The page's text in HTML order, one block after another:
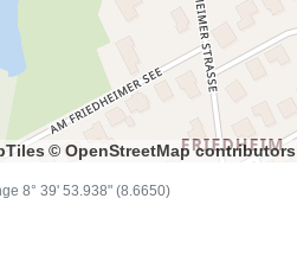
© OpenStreetMap contributors
8° 39' 53.938" (8.6650)